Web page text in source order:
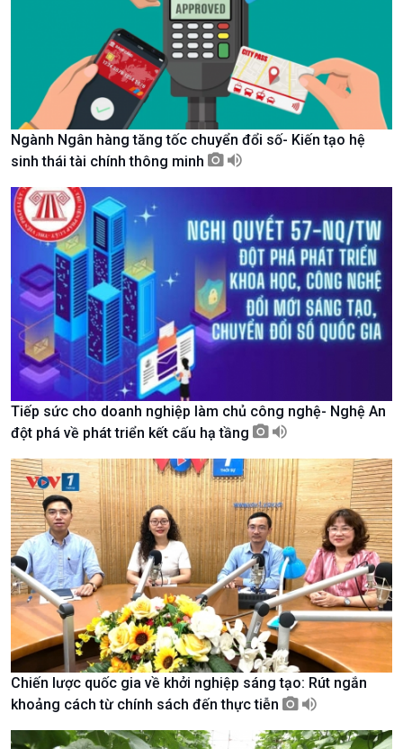
Nam
Xã hội
Tin Đời sống & Xã hội
360 độ Sức khỏe
Chuyển đổi Xanh
Tài nguyên và Môi trường
Chuyên gia của bạn
Xã hội chuyển động
Bước chân đến trường
Khoa học & Công nghệ
Sống chung với biến đổi
khí hậu
Ngành Ngân hàng tăng tốc chuyển đổi số- Kiến tạo hệ
sinh thái tài chính thông minh
Tiếp sức cho doanh nghiệp làm chủ công nghệ- Nghệ An
đột phá về phát triển kết cấu hạ tầng
Chiến lược quốc gia về khởi nghiệp sáng tạo: Rút ngắn
khoảng cách từ chính sách đến thực tiễn